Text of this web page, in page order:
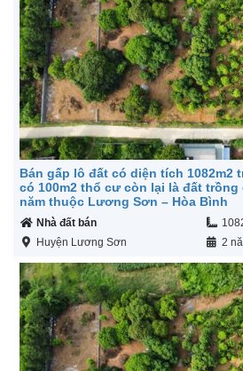
Bán gấp lô đất có diện tích 1082m2
có 100m2 thổ cư còn lại là đất trồng
năm thuộc Lương Sơn – Hòa Bình
Nhà đất bán
Huyện Lương Sơn 2